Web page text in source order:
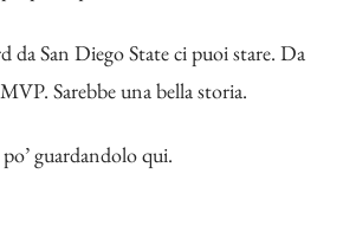
da San Diego State ci puoi stare. Da
Sarebbe una bella storia.
guardandolo qui.